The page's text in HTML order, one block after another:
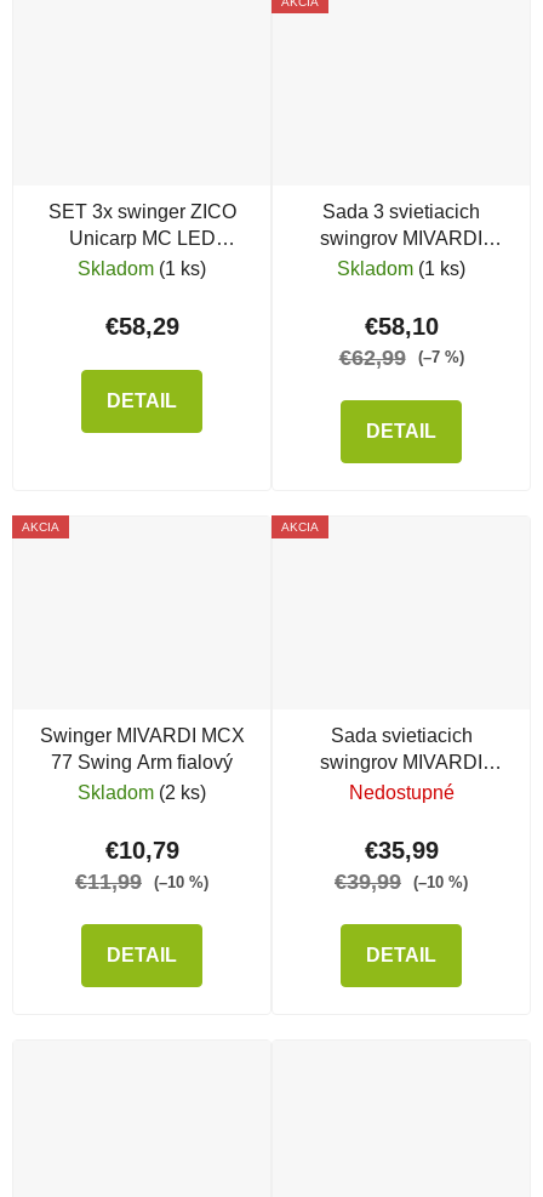
SET 3x swinger ZICO
Unicarp MC LED
magnetickým klipom
Skladom (1 ks)
€58,29
DETAIL
Sada 3 svietiacich
swingrov MIVARDI
Swing Arm MCX 88
Skladom (1 ks)
€58,10
€62,99 (–7 %)
DETAIL
AKCIA
Swinger MIVARDI MCX
77 Swing Arm fialový
Skladom (2 ks)
€10,79
€11,99 (–10 %)
DETAIL
AKCIA
Sada svietiacich
swingrov MIVARDI
Swing Arm MCX 66,
Nedostupné
€35,99
€39,99 (–10 %)
DETAIL